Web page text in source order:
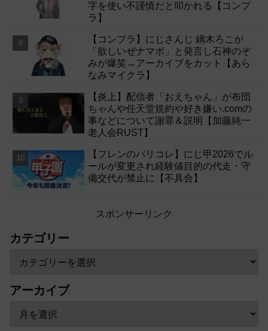
字を使い不謹慎だと叩かれる【コンプ
ラ】
【コンプラ】にじさんじ 鏑木ろこが
「欲しいぜナマポ」と発言し石神のぞ
みが爆笑→アーカイブをカット【あら
なみマイクラ】
【炎上】配信者「おえちゃん」が布団
ちゃんや任天堂規約や好き嫌い.comの
事などについて謝罪＆説明【加藤純一
老人会RUST】
【フレンのパリコレ】にじ甲2026でル
ールが変更され経験値目的の代走・守
備交代が禁止に【不具合】
スポンサーリンク
カテゴリー
アーカイブ